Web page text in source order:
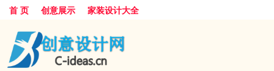
首 页 创意展示 家装设计大全